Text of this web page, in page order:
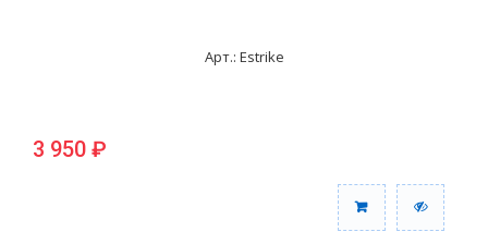
Арт.: Estrike
3 950 ₽